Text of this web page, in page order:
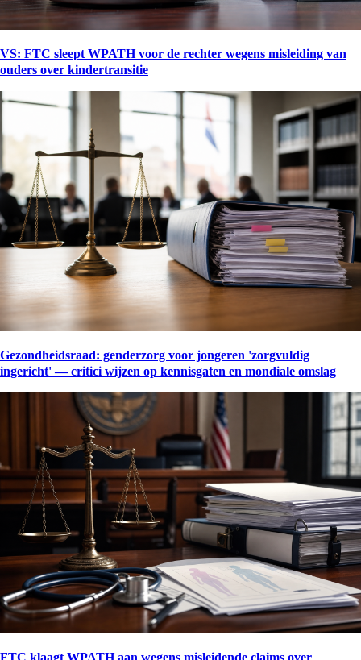
VS: FTC sleept WPATH voor de rechter wegens misleiding van
ouders over kindertransitie
Gezondheidsraad: genderzorg voor jongeren 'zorgvuldig
ingericht' — critici wijzen op kennisgaten en mondiale omslag
FTC klaagt WPATH aan wegens misleidende claims over